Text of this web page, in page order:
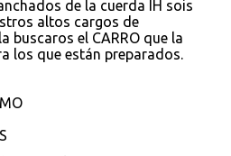
de la cuerda IH sois
altos cargos de
buscaros el CARRO que la
los que están preparados.